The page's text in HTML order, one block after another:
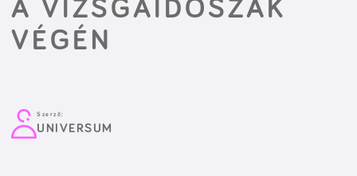
A VIZSGAIDŐSZAK
VÉGÉN
Szerző:
UNIVERSUM